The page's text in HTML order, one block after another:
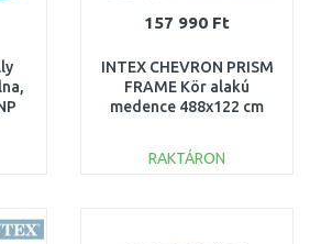
157 990 Ft
INTEX CHEVRON PRISM
FRAME Kör alakú
medence 488x122 cm
240V 26746NP
RAKTÁRON